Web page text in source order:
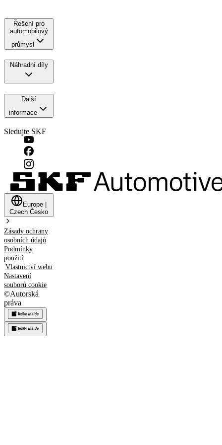
Řešení pro
automobilový
průmysl
Náhradní díly
Další
informace
Sledujte SKF
Europe
Czech Česko
Zásady ochrany
osobních údajů
Podmínky
použití
Vlastnictví webu
Nastavení
souborů cookie
©Autorská
práva